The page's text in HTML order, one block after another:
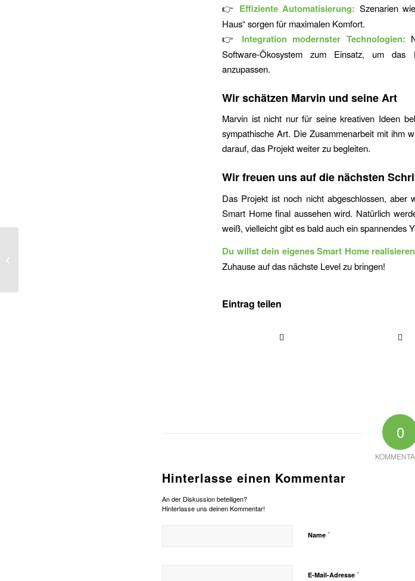
👉 Effiziente Automatisierung: Szenarien
Haus“ sorgen für maximalen Komfort.
👉 Integration modernster Technologien:
Software-Ökosystem zum Einsatz, um
anzupassen.
Wir schätzen Marvin und seine Art
Marvin ist nicht nur für seine kreativen Ideen
sympathische Art. Die Zusammenarbeit mit ihm
darauf, das Projekt weiter zu begleiten.
Wir freuen uns auf die nächsten
Das Projekt ist noch nicht abgeschlossen, aber
Smart Home final aussehen wird. Natürlich
weiß, vielleicht gibt es bald auch ein spannendes
Du willst dein eigenes Smart Home
Zuhause auf das nächste Level zu bringen!
Eintrag teilen
0
Hinterlasse einen Kommentar
An der Diskussion beteiligen?
Hinterlasse uns deinen Kommentar!
Name *
E-Mail-Adresse *